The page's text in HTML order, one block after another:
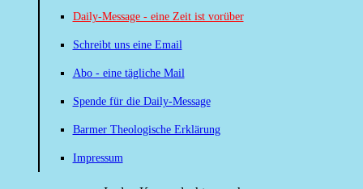
Daily-Message - eine Zeit ist vorüber
Schreibt uns eine Email
Abo - eine tägliche Mail
Spende für die Daily-Message
Barmer Theologische Erklärung
Impressum